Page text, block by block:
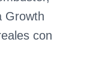
Growth
con